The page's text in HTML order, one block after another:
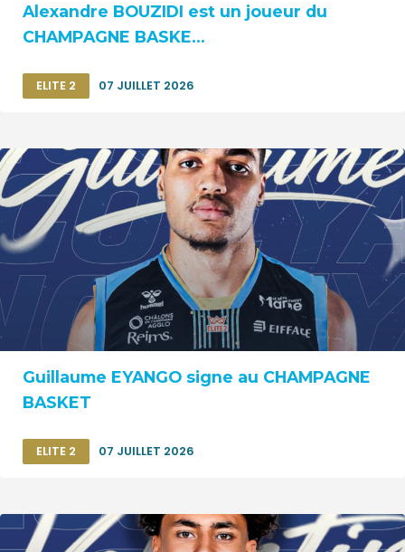
Alexandre BOUZIDI est un joueur du
CHAMPAGNE BASKE...
ELITE 2 07 JUILLET 2026
Guillaume EYANGO signe au CHAMPAGNE
BASKET
ELITE 2 07 JUILLET 2026